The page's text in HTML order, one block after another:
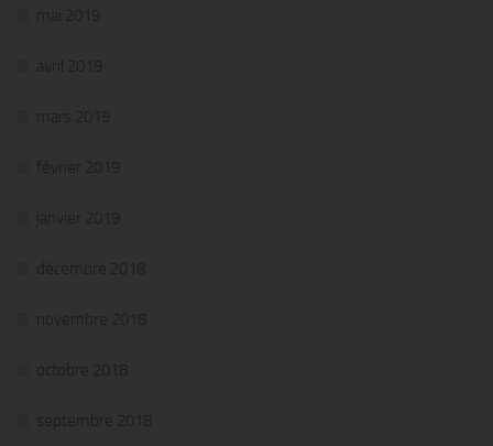
mai 2019
avril 2019
mars 2019
février 2019
janvier 2019
décembre 2018
novembre 2018
octobre 2018
septembre 2018